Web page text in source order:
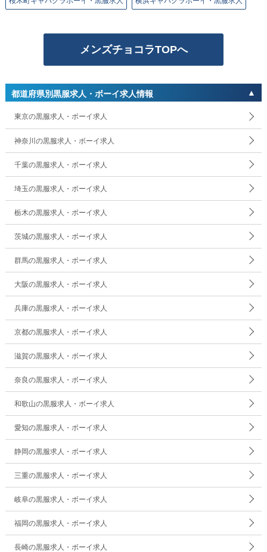
メンズチョコラTOPへ
都道府県別黒服求人・ボーイ求人情報
東京の黒服求人・ボーイ求人
神奈川の黒服求人・ボーイ求人
千葉の黒服求人・ボーイ求人
埼玉の黒服求人・ボーイ求人
栃木の黒服求人・ボーイ求人
茨城の黒服求人・ボーイ求人
群馬の黒服求人・ボーイ求人
大阪の黒服求人・ボーイ求人
兵庫の黒服求人・ボーイ求人
京都の黒服求人・ボーイ求人
滋賀の黒服求人・ボーイ求人
奈良の黒服求人・ボーイ求人
和歌山の黒服求人・ボーイ求人
愛知の黒服求人・ボーイ求人
静岡の黒服求人・ボーイ求人
三重の黒服求人・ボーイ求人
岐阜の黒服求人・ボーイ求人
福岡の黒服求人・ボーイ求人
長崎の黒服求人・ボーイ求人